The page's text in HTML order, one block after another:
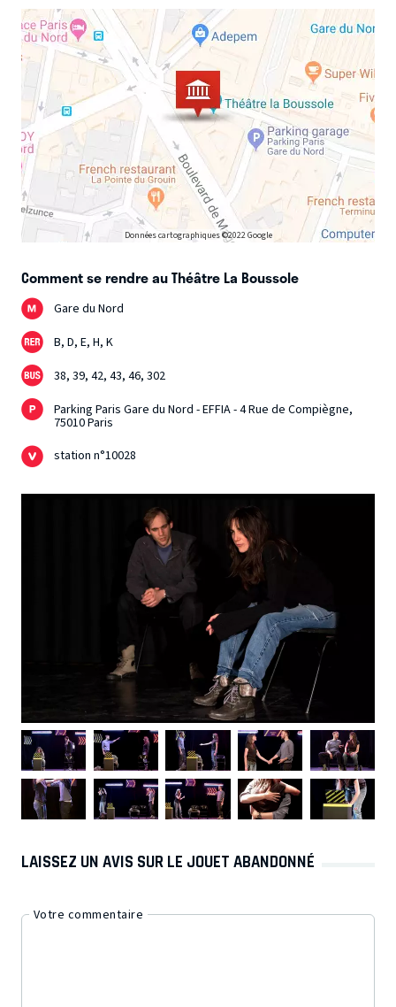
Données cartographiques ©2022 Google
Comment se rendre au Théâtre La Boussole
Gare du Nord
B, D, E, H, K
38, 39, 42, 43, 46, 302
Parking Paris Gare du Nord - EFFIA - 4 Rue de Compiègne,
75010 Paris
station n°10028
LAISSEZ UN AVIS SUR LE JOUET ABANDONNÉ
Votre commentaire